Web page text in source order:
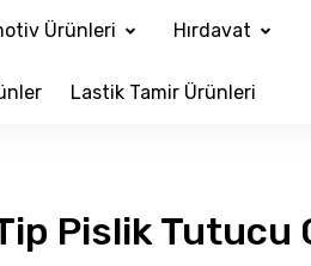
Ürünleri Hırdavat
Lastik Tamir Ürünleri
Pislik Tutucu